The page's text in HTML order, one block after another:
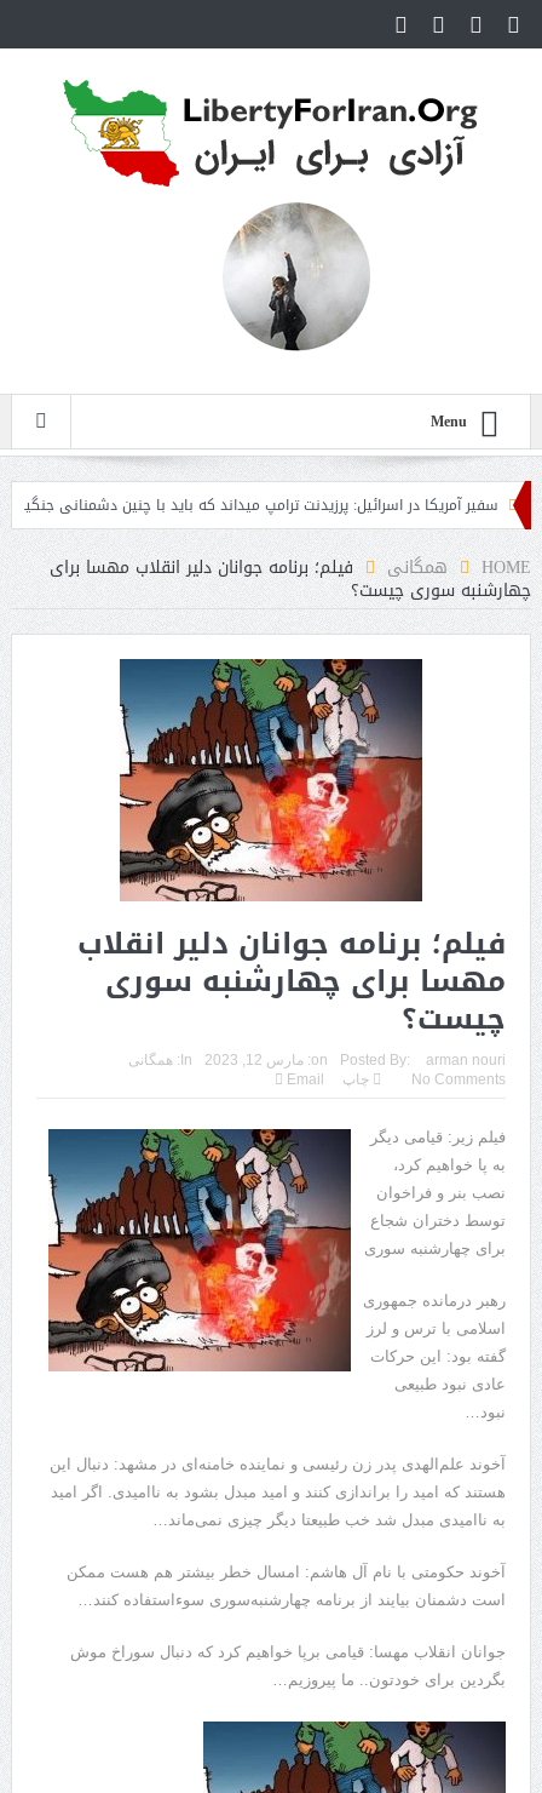
Menu
آمریکا در اسرائیل: پرزیدنت ترامپ میداند که باید با چنین دشمنانی جنگید
HOME همگانی فیلم؛ برنامه جوانان دلیر انقلاب مهسا برای
چهارشنبه‌ سوری چیست؟
فیلم؛ برنامه جوانان دلیر انقلاب
مهسا برای چهارشنبه‌ سوری
چیست؟
Posted By: arman nouri
on: مارس 12, 2023 In: همگانی
No Comments
چاپ Email
فیلم زیر: قیامی دیگر
به پا خواهیم کرد،
نصب بنر و فراخوان
توسط دختران شجاع
برای چهارشنبه سوری
رهبر درمانده جمهوری
اسلامی با ترس و لرز
گفته بود: این حرکات
عادی نبود طبیعی
نبود…
آخوند علم‌الهدی پدر زن رئیسی و نماینده خامنه‌ای در مشهد: دنبال این
هستند که امید را براندازی کنند و امید مبدل بشود به ناامیدی. اگر امید
به ناامیدی مبدل شد خب طبیعتا دیگر چیزی نمی‌ماند…
آخوند حکومتی با نام آل هاشم: امسال خطر بیشتر هم هست ممکن
است دشمنان بیایند از برنامه چهارشنبه‌سوری سوءاستفاده کنند…
جوانان انقلاب مهسا: قیامی برپا خواهیم کرد که دنبال سوراخ موش
بگردین برای خودتون.. ما پیروزیم…